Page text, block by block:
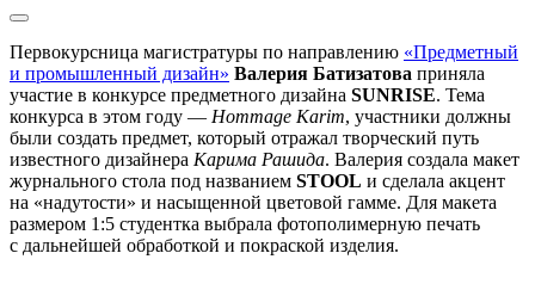
Первокурсница магистратуры по направлению «Предметный
и промышленный дизайн» Валерия Батизатова приняла
участие в конкурсе предметного дизайна SUNRISE. Тема
конкурса в этом году — Hommage Karim, участники должны
были создать предмет, который отражал творческий путь
известного дизайнера Карима Рашида. Валерия создала макет
журнального стола под названием STOOL и сделала акцент
на «надутости» и насыщенной цветовой гамме. Для макета
размером 1:5 студентка выбрала фотополимерную печать
с дальнейшей обработкой и покраской изделия.